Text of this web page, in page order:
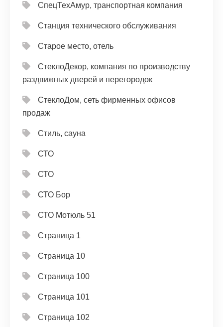
СпецТехАмур, транспортная компания
Станция технического обслуживания
Старое место, отель
СтеклоДекор, компания по производству
раздвижных дверей и перегородок
СтеклоДом, сеть фирменных офисов
продаж
Стиль, сауна
СТО
СТО
СТО Бор
СТО Мотюль 51
Страница 1
Страница 10
Страница 100
Страница 101
Страница 102